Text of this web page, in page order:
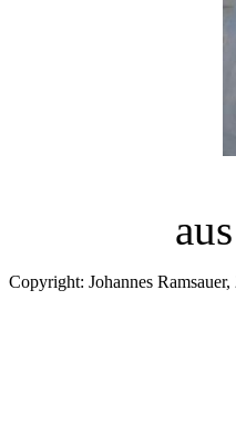
Copyright: Johannes Ramsauer,